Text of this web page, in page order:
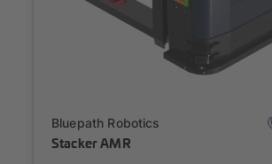
Bluepath Robotics
Stacker AMR